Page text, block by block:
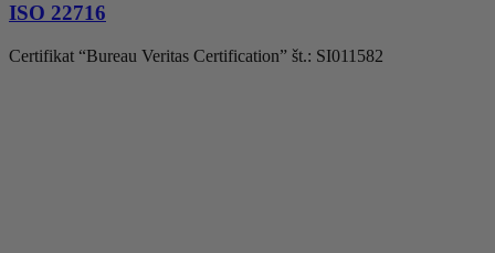
ISO 22716
Certifikat “Bureau Veritas Certification” št.: SI011582